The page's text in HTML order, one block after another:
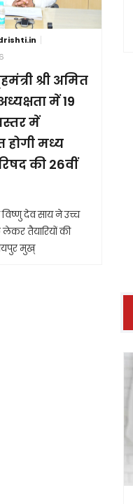
श्री अमित
में 19
में
होगी मध्य
की 26वीं
विष्णु देव साय ने उच्च
तैयारियों की
मुख्